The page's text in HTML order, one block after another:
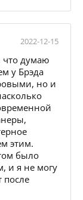
2022-12-15
что думаю
у Брэда
но и
этим.
было
и я не могу
после